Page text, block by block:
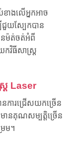
ខាងលើអ្នកអាច
ជួយស្បែកបាន
នម៉ត់ចត់អំពី
កវិធីសាស្រ្ត
ត Laser
ការជ្រើសយកច្រើន
នគុណសម្បត្តិច្រើន
រម។